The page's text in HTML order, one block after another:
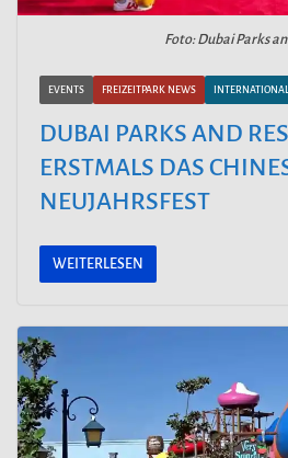
Foto: Dubai Parks
EVENTS FREIZEITPARK NEWS INTERNATIONAL
DUBAI PARKS AND
ERSTMALS DAS
NEUJAHRSFEST
WEITERLESEN